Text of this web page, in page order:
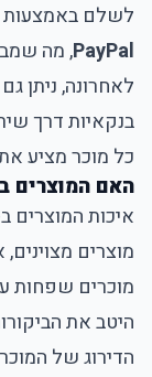
לשלם באמצעות
PayPal, מה
לאחרונה, ניתן
בנקאיות דרך
כל מוכר מציע
האם המוצרים
איכות המוצרים
מוצרים
מוכרים שפחות
היטב את
הדירוג של